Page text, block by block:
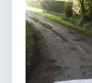
Vie locale
Découvrir